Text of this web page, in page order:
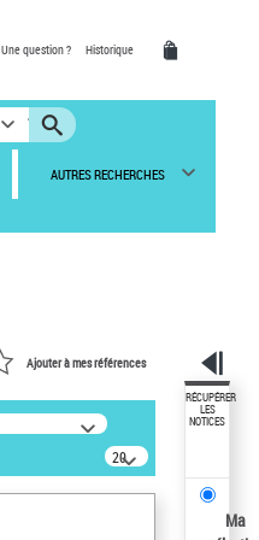
Une question ? Historique
AUTRES RECHERCHES
Ajouter à mes références
20
résultats/page
RÉCUPÉRER
LES
NOTICES
Ma